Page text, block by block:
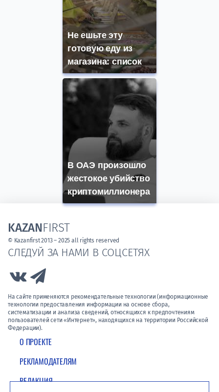
Не ешьте эту
готовую еду из
магазина: список
В ОАЭ произошло
жестокое убийство
криптомиллионера
О ПРОЕКТЕ
РЕКЛАМОДАТЕЛЯМ
РЕДАКЦИЯ
СЛЕДУЙ ЗА НАМИ В СОЦСЕТЯХ
Link to Vk
На сайте применяются рекомендательные технологии (информационные
технологии предоставления информации на основе сбора,
систематизации и анализа сведений, относящихся к предпочтениям
пользователей сети «Интернет», находящихся на территории Российской
Федерации).
KAZANFIRST
© Kazanfirst 2013 – 2025 all rights reserved